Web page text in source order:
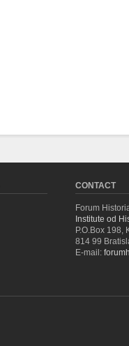
CONTACT
Forum
Institute od
P.O.Box 198,
814 99
E-mail: